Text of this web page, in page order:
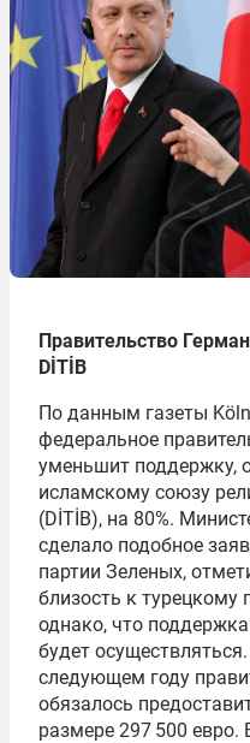
Правительство
DİTİB
По данным газеты
федеральное
уменьшит поддержку,
исламскому союзу
(DİTİB), на 80%.
сделало подобное
партии Зеленых,
близость к турецкому
однако, что
будет
следующем году
обязалось
размере 297 500 евро.